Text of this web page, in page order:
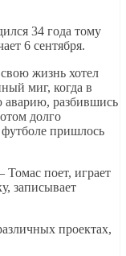
34 года тому
6 сентября.
жизнь хотел
миг, когда в
аварию, разбившись
долго
пришлось
поет, играет
записывает
проектах,